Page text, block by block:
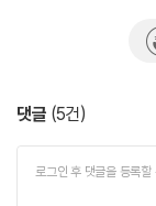
댓글 (5건)